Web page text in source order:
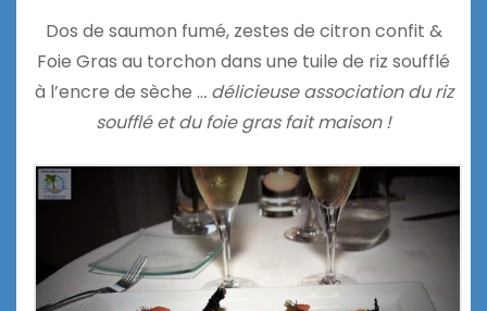
Dos de saumon fumé, zestes de citron confit &
Foie Gras au torchon dans une tuile de riz soufflé
à l’encre de sèche ... délicieuse association du riz
soufflé et du foie gras fait maison !